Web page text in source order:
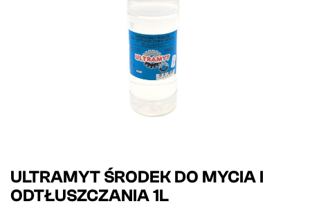
ULTRAMYT ŚRODEK DO MYCIA I
ODTŁUSZCZANIA 1L